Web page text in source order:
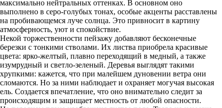
максимально нейтральных оттенках. В основном оно
выполнено в серо-голубых тонах, особые акценты расставлены
на пробивающемся луче солнца. Это привносит в картину
атмосферность, уют и спокойствие.
Некой торжественности пейзажу добавляют бесконечные
березки с тонкими стволами. Их листва приобрела красивые
цвета: ярко-желтый, плавно переходящий в медный, а также
изумрудный и светло-зеленый. Деревья выглядят такими
хрупкими: кажется, что при малейшем дуновении ветра они
сломаются. Но за ними наблюдает и охраняет могучая высокая
ель. Создается впечатление, что оно внимательно следит за
происходящим и защищает местность от любой опасности.